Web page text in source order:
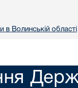
в Волинській областi